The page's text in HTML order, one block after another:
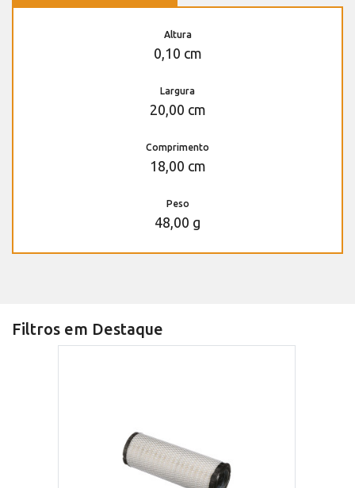
Altura
0,10 cm
Largura
20,00 cm
Comprimento
18,00 cm
Peso
48,00 g
Filtros em Destaque